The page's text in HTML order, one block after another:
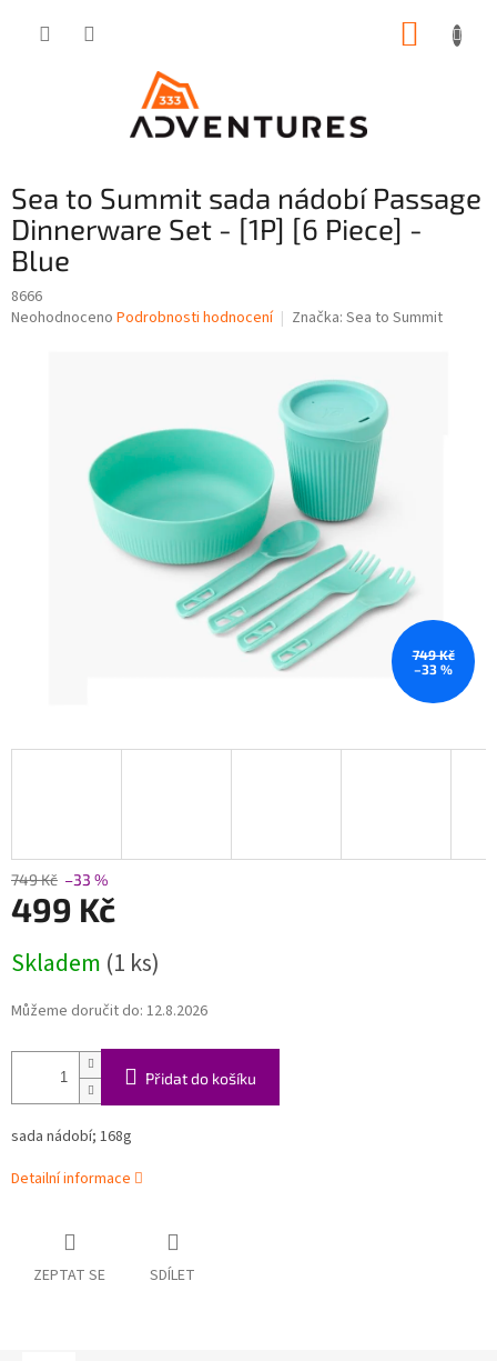
Sea to Summit sada nádobí Passage
Dinnerware Set - [1P] [6 Piece] -
Blue
8666
Průměrné
Neohodnoceno Podrobnosti hodnocení Značka: Sea to Summit
749 Kč
–33 %
749 Kč –33 %
499 Kč
cena:
Skladem (1 ks)
Můžeme doručit do: 12.8.2026
Přidat do košíku
sada nádobí; 168g
Detailní informace
ZEPTAT SE SDÍLET